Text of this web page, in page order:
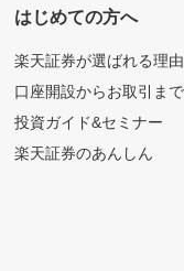
はじめての方へ
楽天証券が選ばれる理由
口座開設からお取引ま
投資ガイド&セミナー
楽天証券のあんしん